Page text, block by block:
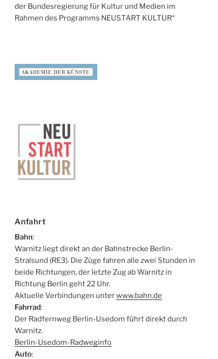
der Bundesregierung für Kultur und Medien im
Rahmen des Programms NEUSTART KULTUR“
Anfahrt
Bahn:
Warnitz liegt direkt an der Bahnstrecke Berlin-
Stralsund (RE3). Die Züge fahren alle zwei Stunden in
beide Richtungen, der letzte Zug ab Warnitz in
Richtung Berlin geht 22 Uhr.
Aktuelle Verbindungen unterwww.bahn.de
Fahrrad:
Der Radfernweg Berlin-Usedom führt direkt durch
Warnitz.
Berlin-Usedom-Radweginfo
Auto: